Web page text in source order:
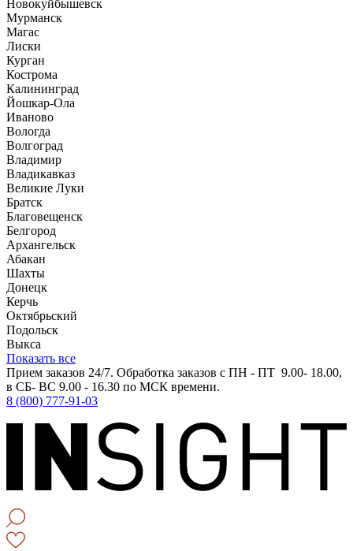
Новокуйбышевск
Мурманск
Магас
Лиски
Курган
Кострома
Калининград
Йошкар-Ола
Иваново
Вологда
Волгоград
Владимир
Владикавказ
Великие Луки
Братск
Благовещенск
Белгород
Архангельск
Абакан
Шахты
Донецк
Керчь
Октябрьский
Подольск
Выкса
Показать все
Прием заказов 24/7. Обработка заказов с ПН - ПТ 9.00- 18.00,
в СБ- ВС 9.00 - 16.30 по МСК времени.
8 (800) 777-91-03